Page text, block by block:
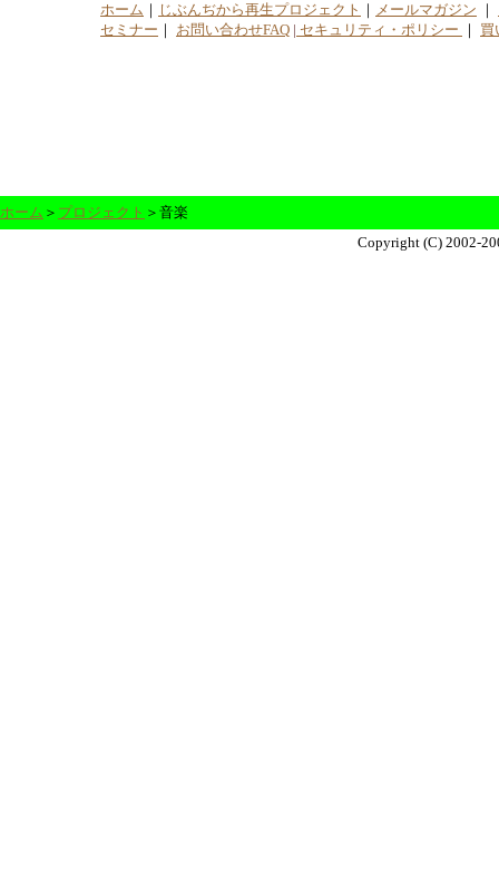
ホーム ｜ じぶんぢから再生プロジェクト ｜ メールマガジン ｜
セミナー ｜ お問い合わせFAQ | セキュリティ・ポリシー ｜ 買
ホーム ＞ プロジェクト ＞音楽
Copyright (C) 2002-